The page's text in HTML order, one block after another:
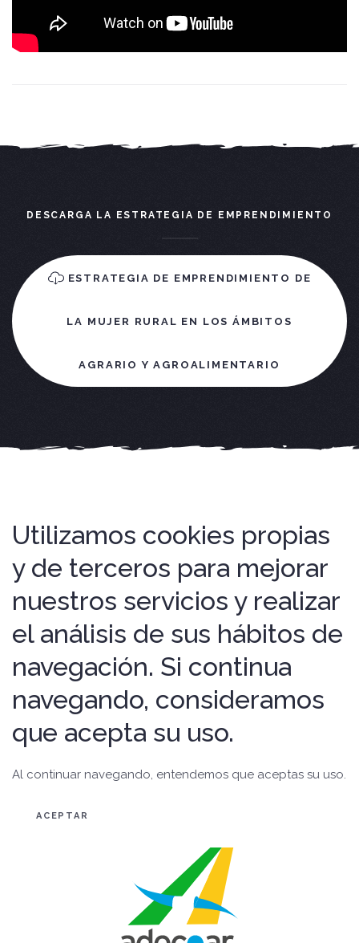
DESCARGA LA ESTRATEGIA DE EMPRENDIMIENTO
ESTRATEGIA DE EMPRENDIMIENTO DE
LA MUJER RURAL EN LOS ÁMBITOS
AGRARIO Y AGROALIMENTARIO
Utilizamos cookies propias
y de terceros para mejorar
nuestros servicios y realizar
el análisis de sus hábitos de
navegación. Si continua
navegando, consideramos
que acepta su uso.
Al continuar navegando, entendemos que aceptas su uso.
ACEPTAR